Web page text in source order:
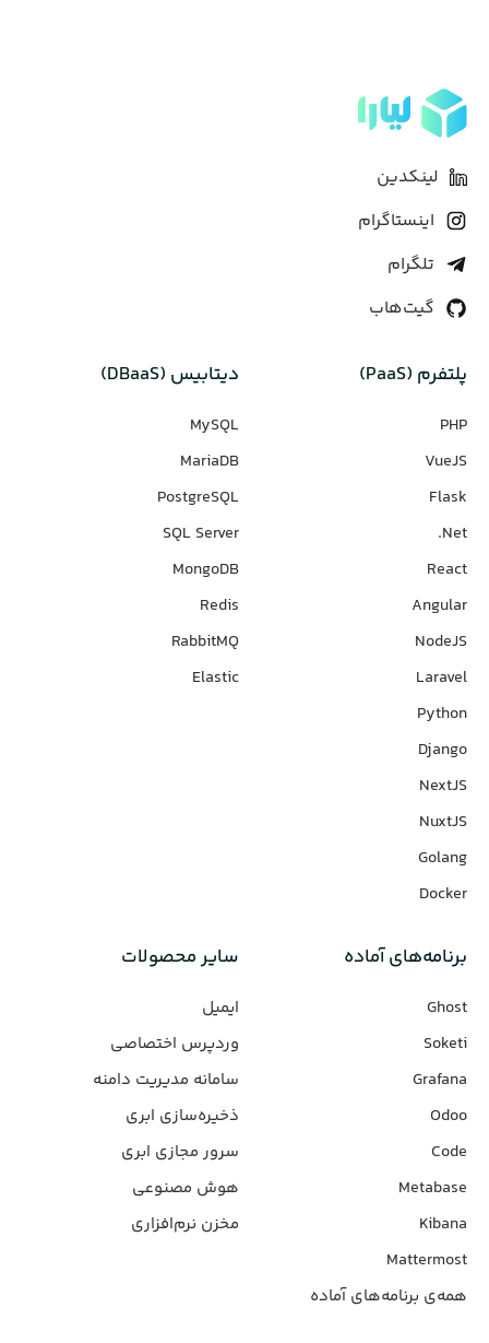
لینکدین
اینستاگرام
تلگرام
گیت‌هاب
پلتفرم (PaaS)
PHP
VueJS
Flask
Net.
React
Angular
NodeJS
Laravel
Python
Django
NextJS
NuxtJS
Golang
Docker
دیتابیس‌ (DBaaS)
MySQL
MariaDB
PostgreSQL
SQL Server
MongoDB
Redis
RabbitMQ
Elastic
برنامه‌های‌ آماده
Ghost
Soketi
Grafana
Odoo
Code
Metabase
Kibana
Mattermost
همه‌ی برنامه‌های آماده
سایر محصولات
ایمیل
وردپرس‌ اختصاصی
سامانه مدیریت دامنه
ذخیره‌سازی ابری
سرور مجازی ابری
هوش مصنوعی
مخزن نرم‌افزاری